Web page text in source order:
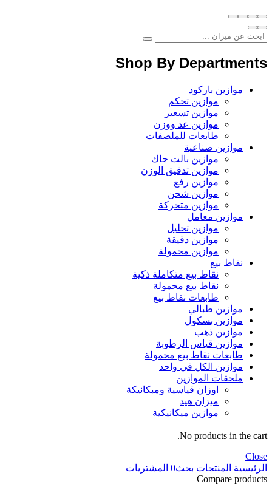
Shop By Departments
موازين باركود
موازين تحكم
موازين تسعير
موازين عد ووزن
طابعات للملصفات
موازين صناعية
موازين بالت جاك
موازين تدقيق الوزن
موازين رفع
موازين شحن
موازين متحركة
موازين معامل
موازين تحليل
موازين دقيقة
موازين محمولة
نقاط بيع
نقاط بيع متكاملة ذكية
نقاط بيع محمولة
طابعات نقاط بيع
موازين طبالي
موازين بسكول
موازين ذهب
موازين قياس الرطوبة
طابعات نقاط بيع محمولة
موازين الكل في واحد
ملحقات الموازين
اوزان قياسية ومبكانيكة
ميزان هيد
موازين ميكانيكية
No products in the cart.
Close
الرئيسية المنتجات بحث0 المشتريات
Compare products